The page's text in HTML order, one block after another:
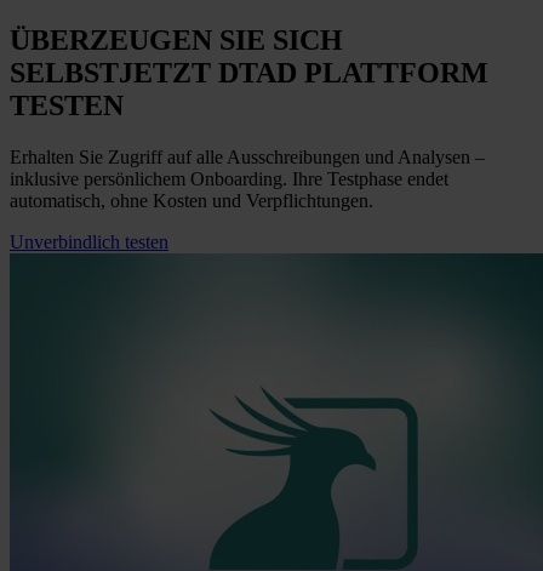
ÜBERZEUGEN SIE SICH
SELBSTJETZT DTAD PLATTFORM
TESTEN
Erhalten Sie Zugriff auf alle Ausschreibungen und Analysen –
inklusive persönlichem Onboarding. Ihre Testphase endet
automatisch, ohne Kosten und Verpflichtungen.
Unverbindlich testen